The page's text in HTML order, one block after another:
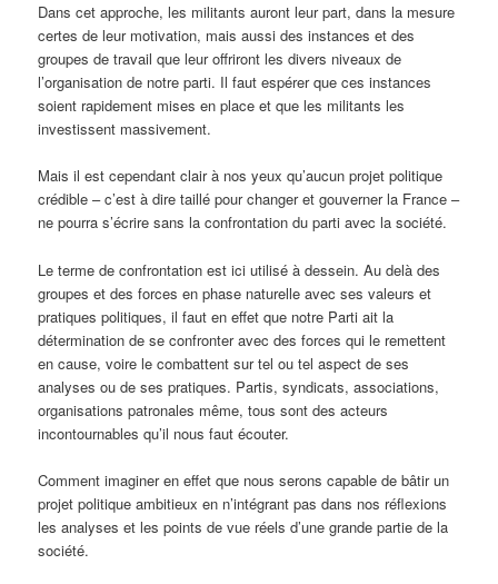
Dans cet approche, les militants auront leur part, dans la mesure
certes de leur motivation, mais aussi des instances et des
groupes de travail que leur offriront les divers niveaux de
l’organisation de notre parti. Il faut espérer que ces instances
soient rapidement mises en place et que les militants les
investissent massivement.
Mais il est cependant clair à nos yeux qu’aucun projet politique
crédible – c’est à dire taillé pour changer et gouverner la France –
ne pourra s’écrire sans la confrontation du parti avec la société.
Le terme de confrontation est ici utilisé à dessein. Au delà des
groupes et des forces en phase naturelle avec ses valeurs et
pratiques politiques, il faut en effet que notre Parti ait la
détermination de se confronter avec des forces qui le remettent
en cause, voire le combattent sur tel ou tel aspect de ses
analyses ou de ses pratiques. Partis, syndicats, associations,
organisations patronales même, tous sont des acteurs
incontournables qu’il nous faut écouter.
Comment imaginer en effet que nous serons capable de bâtir un
projet politique ambitieux en n’intégrant pas dans nos réflexions
les analyses et les points de vue réels d’une grande partie de la
société.